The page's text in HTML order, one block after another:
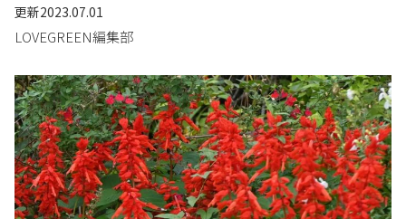
更新2023.07.01
LOVEGREEN編集部